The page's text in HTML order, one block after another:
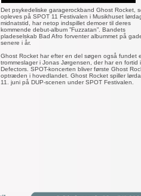
Det psykedeliske garagerockband Ghost Rocket,
opleves på SPOT 11 Festivalen i Musikhuset
midnatstid, har netop indspillet demoer til deres
kommende debut-album ”Fuzzatan”. Bandets
pladeselskab Bad Afro forventer albummet på
senere i år.
Ghost Rocket har efter en del søgen også fundet
trommeslager i Jonas Jørgensen, der har en fortid
Defectors. SPOT-koncerten bliver første Ghost
optræden i hovedlandet. Ghost Rocket spiller
11. juni på DUP-scenen under SPOT Festivalen.